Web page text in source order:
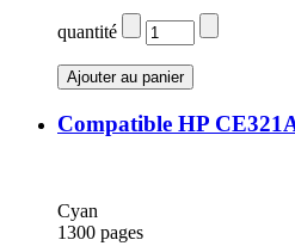
quantité
Compatible HP
Cyan
1300 pages